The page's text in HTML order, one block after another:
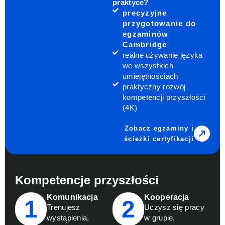
praktyce?
precyzyjne
przygotowanie do
egzaminów
Cambridge
realne używanie języka
we wszystkich
umiejętnościach
praktyczny rozwój
kompetencji przyszłości
(4K)
Zobacz egzaminy i
ścieżki certyfikacji
Kompetencje przyszłości
1
Komunikacja
Trenujesz
wystąpienia,
2
Kooperacja
Uczysz się pracy
w grupie,